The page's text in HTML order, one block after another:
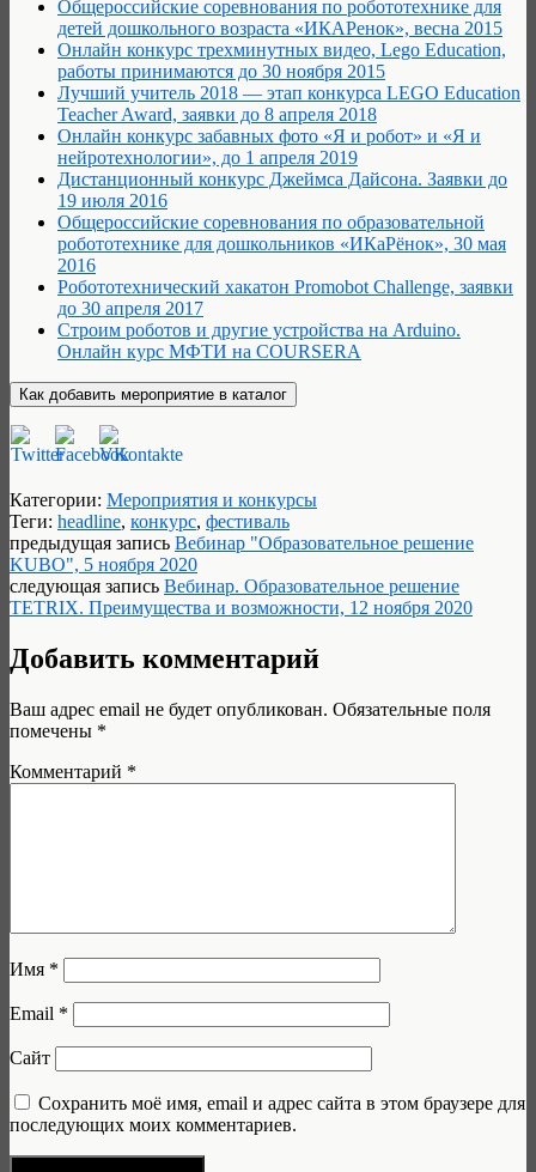
Общероссийские соревнования по робототехнике для
детей дошкольного возраста «ИКАРенок», весна 2015
Онлайн конкурс трехминутных видео, Lego Education,
работы принимаются до 30 ноября 2015
Лучший учитель 2018 — этап конкурса LEGO Education
Teacher Award, заявки до 8 апреля 2018
Онлайн конкурс забавных фото «Я и робот» и «Я и
нейротехнологии», до 1 апреля 2019
Дистанционный конкурс Джеймса Дайсона. Заявки до
19 июля 2016
Общероссийские соревнования по образовательной
робототехнике для дошкольников «ИКаРёнок», 30 мая
2016
Робототехнический хакатон Promobot Сhallenge, заявки
до 30 апреля 2017
Строим роботов и другие устройства на Arduino.
Онлайн курс МФТИ на COURSERA
Категории: Мероприятия и конкурсы
Теги: headline, конкурс, фестиваль
предыдущая запись Вебинар "Образовательное решение
KUBO", 5 ноября 2020
следующая запись Вебинар. Образовательное решение
TETRIX. Преимущества и возможности, 12 ноября 2020
Добавить комментарий
Ваш адрес email не будет опубликован. Обязательные поля
помечены *
Комментарий *
Имя *
Email *
Сайт
Сохранить моё имя, email и адрес сайта в этом браузере для
последующих моих комментариев.